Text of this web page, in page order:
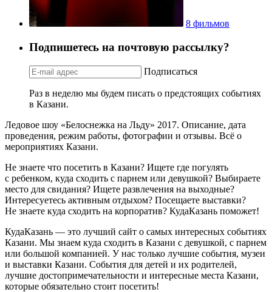
8 фильмов
Подпишетесь на почтовую рассылку?
Подписаться
Раз в неделю мы будем писать о предстоящих событиях
в Казани.
Ледовое шоу «Белоснежка на Льду» 2017. Описание, дата
проведения, режим работы, фотографии и отзывы. Всё о
мероприятиях Казани.
Не знаете что посетить в Казани? Ищете где погулять
с ребенком, куда сходить с парнем или девушкой? Выбираете
место для свидания? Ищете развлечения на выходные?
Интересуетесь активным отдыхом? Посещаете выставки?
Не знаете куда сходить на корпоратив? КудаКазань поможет!
КудаКазань — это лучший сайт о самых интересных событиях
Казани. Мы знаем куда сходить в Казани с девушкой, с парнем
или большой компанией. У нас только лучшие события, музеи
и выставки Казани. События для детей и их родителей,
лучшие достопримечательности и интересные места Казани,
которые обязательно стоит посетить!